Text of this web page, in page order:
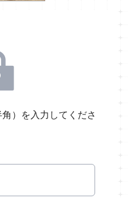
）を入力してくださ